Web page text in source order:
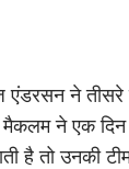
एंडरसन ने
ने एक दिन
है तो उनकी